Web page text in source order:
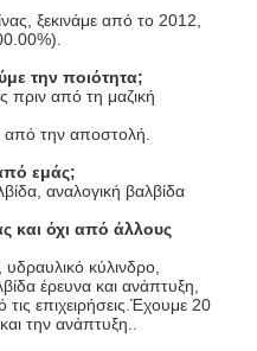
ξεκινάμε από το 2012,
την ποιότητα;
πριν από τη μαζική
από την αποστολή.
εμάς;
αναλογική βαλβίδα
και όχι από άλλους
κύλινδρο,
έρευνα και ανάπτυξη,
επιχειρήσεις.Έχουμε 20
την ανάπτυξη..